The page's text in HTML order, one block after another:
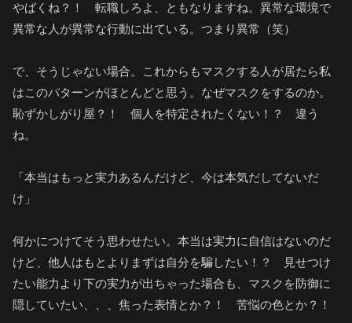
やばくね？！ 転職しろよ、ともなりますね。異常な環境で
異常な人が異常な行動に出ている。つまり異常（笑）
で、そうじゃない場合。これからもマスクする人が居たら私
はこのパターンがほとんどと思う。なぜマスクをするのか。
恥ずかしがり屋？！ 個人を特定されたくない！？ 違う
ね。
「本当はもっと実力あるんだけど、今は本気だしてないだ
け」
何かにつけてそう思わせたい。本当は実力に自信はないのだ
けど、他人はもとよりまずは自分を騙したい！？ 見せつけ
たい能力より下の実力が出ちゃった場合も、マスクを防御に
隠していたい、、、焦った表情とか？！ 苦悩の色とか？！